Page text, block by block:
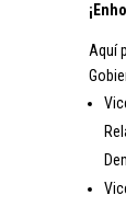
Aquí